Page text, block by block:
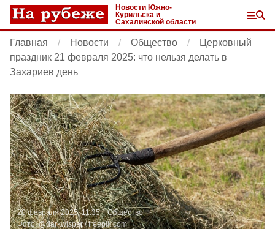
Новости Южно-
Курильска и
Сахалинской области
Главная Новости Общество
Церковный
праздник 21 февраля 2025: что нельзя делать в
Захариев день
20 февраля 2025, 11:35
Общество
Фото:@darkwisper /freepik.com